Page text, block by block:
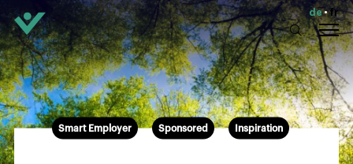
de fr
Smart Employer Sponsored Inspiration